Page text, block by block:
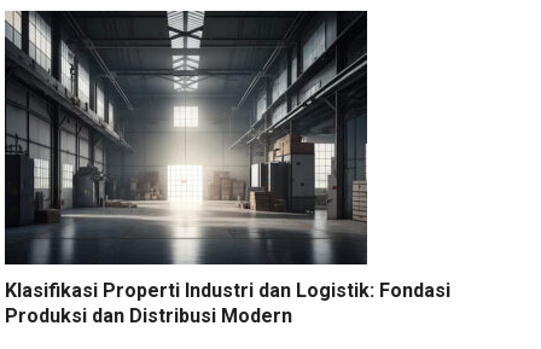
Klasifikasi Properti Industri dan Logistik: Fondasi
Produksi dan Distribusi Modern